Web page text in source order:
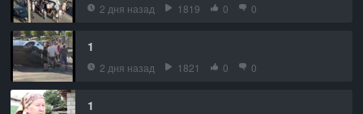
2 дня назад 1819 0 0
1
2 дня назад 1821 0 0
1